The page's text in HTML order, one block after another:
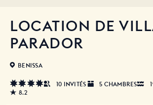
LOCATION DE
PARADOR
BENISSA
10 INVITÉS 5 CHAMBRES
8.2